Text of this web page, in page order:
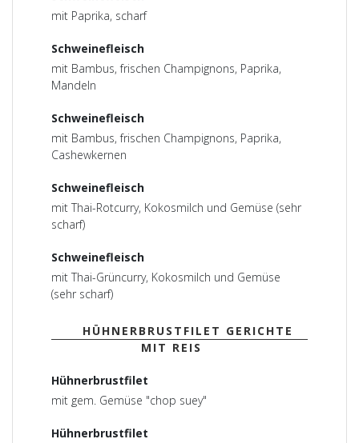
mit Paprika, scharf
Schweinefleisch
mit Bambus, frischen Champignons, Paprika,
Mandeln
Schweinefleisch
mit Bambus, frischen Champignons, Paprika,
Cashewkernen
Schweinefleisch
mit Thai-Rotcurry, Kokosmilch und Gemüse (sehr
scharf)
Schweinefleisch
mit Thai-Grüncurry, Kokosmilch und Gemüse
(sehr scharf)
HÜHNERBRUSTFILET GERICHTE
MIT REIS
Hühnerbrustfilet
mit gem. Gemüse "chop suey"
Hühnerbrustfilet